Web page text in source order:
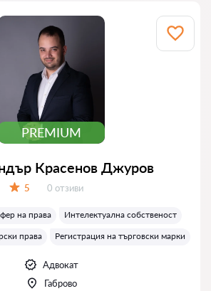
PREMIUM
Красенов Джуров
5 Отзиви:
0 отзиви
на права
Интелектуална собственост
права
Регистрация на търговски марки
Адвокат
Габрово